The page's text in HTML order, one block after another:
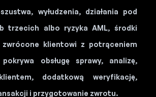
wyłudzenia, działania pod
trzecich albo ryzyka AML, środki
klientowi z potrąceniem
obsługę sprawy, analizę,
dodatkową weryfikację,
i przygotowanie zwrotu.